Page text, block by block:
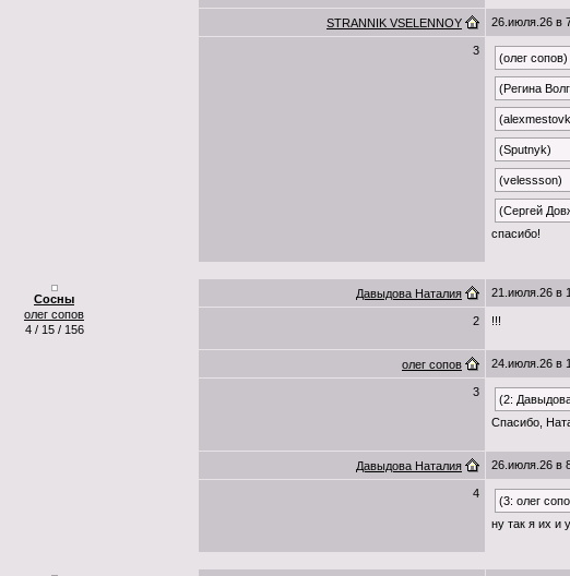
STRANNIK VSELENNOY 26.июля.26 в
3
(олег сопов)
(Регина
(Sputnyk)
(velessson)
(Сергей
спасибо!
Сосны
олег сопов
4 / 15 / 156
Давыдова Наталия 21.июля.26 в
2 !!!
олег сопов 24.июля.26 в
3
(2:
Спасибо,
Давыдова Наталия 26.июля.26 в
4
(3: олег
ну так я их и